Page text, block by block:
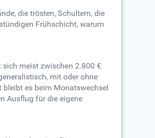
die trösten, Schultern, die
Frühschicht, warum
sich meist zwischen 2.800 €
mit oder ohne
es beim Monatswechsel
Ausflug für die eigene